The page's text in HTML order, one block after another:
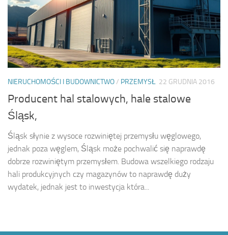
NIERUCHOMOŚCI I BUDOWNICTWO/ PRZEMYSŁ 22 GRUDNIA 2016
Producent hal stalowych, hale stalowe
Śląsk,
Śląsk słynie z wysoce rozwiniętej przemysłu węglowego,
jednak poza węglem, Śląsk może pochwalić się naprawdę
dobrze rozwiniętym przemysłem. Budowa wszelkiego rodzaju
hali produkcyjnych czy magazynów to naprawdę duży
wydatek, jednak jest to inwestycja która...